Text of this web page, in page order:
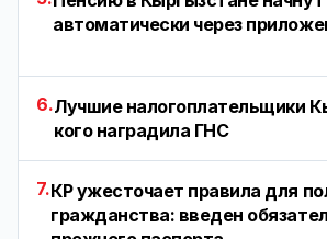
автоматически через
6.Лучшие налогоплательщики
кого наградила ГНС
7.КР ужесточает правила для
гражданства: введен